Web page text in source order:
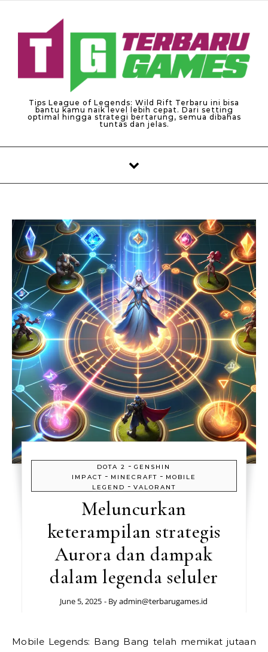
Skip to content
Tips League of Legends: Wild Rift Terbaru ini bisa
bantu kamu naik level lebih cepat. Dari setting
optimal hingga strategi bertarung, semua dibahas
tuntas dan jelas.
DOTA 2 -GENSHIN
IMPACT - MINECRAFT - MOBILE
LEGEND - VALORANT
Meluncurkan
keterampilan strategis
Aurora dan dampak
dalam legenda seluler
June 5, 2025 - Byadmin@terbarugames.id
Mobile Legends: Bang Bang telah memikat jutaan